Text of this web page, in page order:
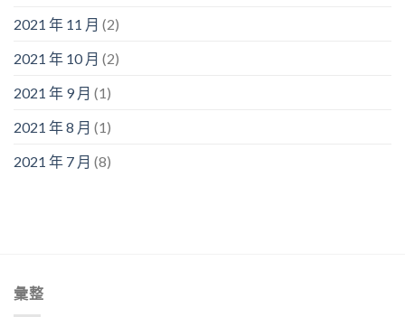
2021 年 11 月 (2)
2021 年 10 月 (2)
2021 年 9 月 (1)
2021 年 8 月 (1)
2021 年 7 月 (8)
彙整